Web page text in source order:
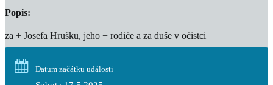
Popis:
za + Josefa Hrušku, jeho + rodiče a za duše v očistci
Datum začátku události